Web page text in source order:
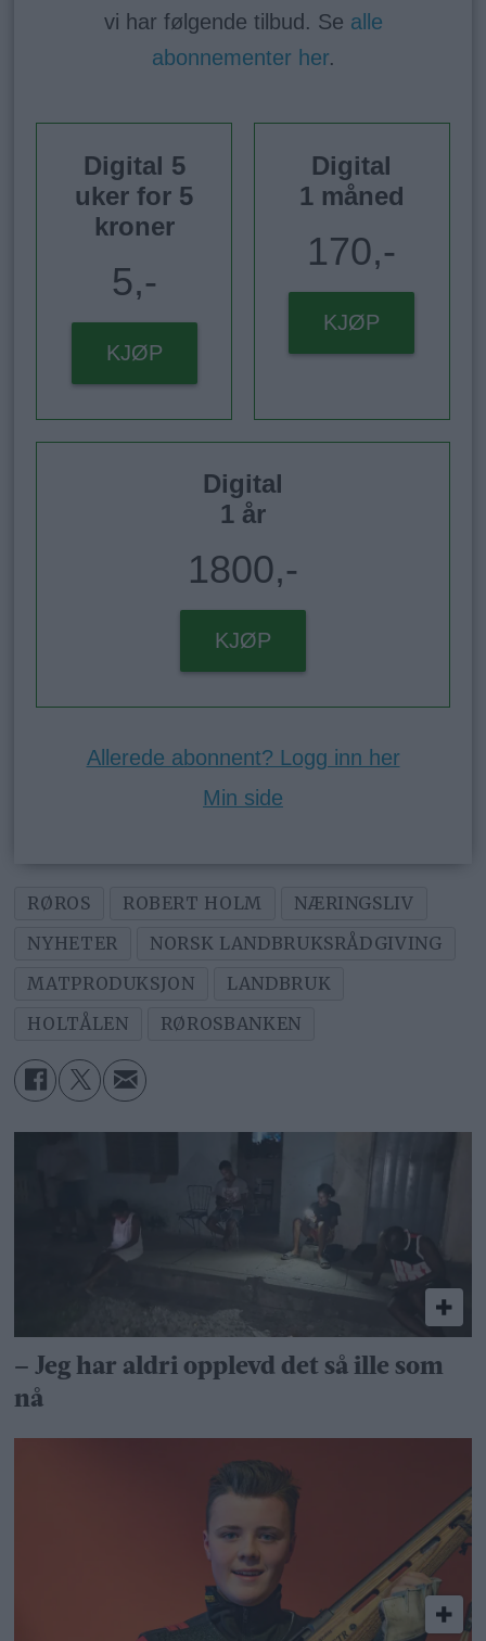
vi har følgende tilbud. Se alle
abonnementer her.
Digital 5
uker for 5
kroner
5,-
KJØP
Digital
1 måned
170,-
KJØP
Digital
1 år
1800,-
KJØP
Allerede abonnent? Logg inn her
Min side
RØROS ROBERT HOLM
NÆRINGSLIV
NYHETER
NORSK LANDBRUKSRÅDGIVING
MATPRODUKSJON
LANDBRUK
HOLTÅLEN
RØROSBANKEN
– Jeg har aldri opplevd det så ille som
nå